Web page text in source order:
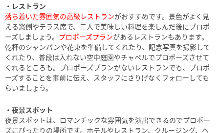
・レストラン
落ち着いた雰囲気の高級レストランがおすすめです。景色がよく見
える窓側やテラス席で、二人で美味しい料理を楽しんだ後にプロポ
ーズしましょう。 プロポーズプランがあるレストランもあります。
乾杯のシャンパンや花束を準備してくれたり、記念写真を撮影して
くれたり、普段は入れない空中庭園やチャペルでプロポーズさせて
くれるところも。プロポーズプランがないレストランでも、プロポ
ーズすることを事前に伝え、スタッフにさりげなくフォローしても
らいましょう。
・夜景スポット
夜景スポットは、ロマンチックな雰囲気を演出できるのでプロポー
ズにぴったりの場所です。ホテルやレストラン、クルージング、ヘ